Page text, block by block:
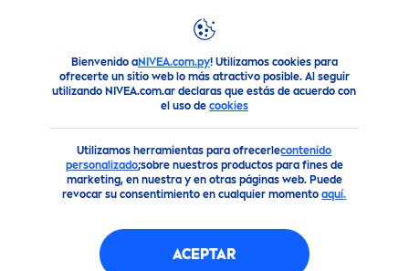
Bienvenido aNIVEA.com.py! Utilizamos cookies para
ofrecerte un sitio web lo más atractivo posible. Al seguir
utilizando NIVEA.com.ar declaras que estás de acuerdo con
el uso de cookies
Utilizamos herramientas para ofrecerlecontenido
personalizado;sobre nuestros productos para fines de
marketing, en nuestra y en otras páginas web. Puede
revocar su consentimiento en cualquier momentoaquí.
ACEPTAR
Consejos para el Cuidado de la Piel Piel Bonita